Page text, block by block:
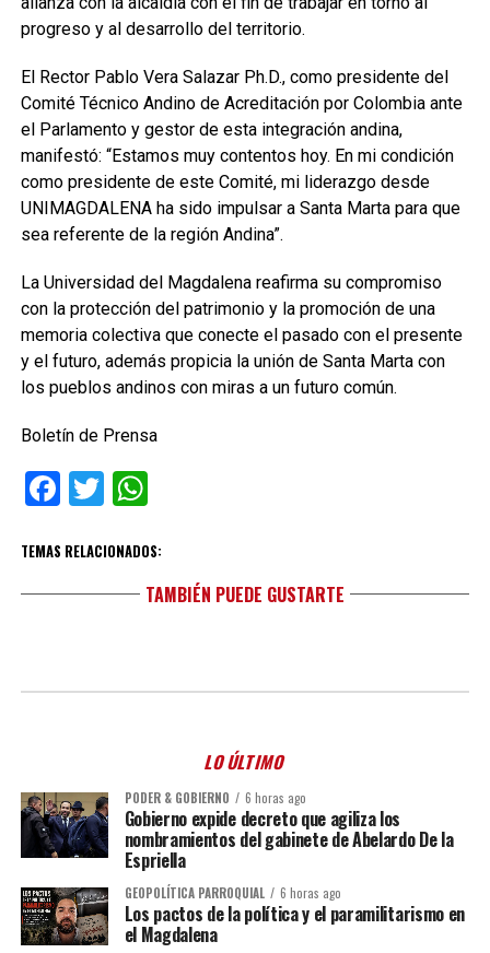
progreso y al desarrollo del territorio.
El Rector Pablo Vera Salazar Ph.D., como presidente del
Comité Técnico Andino de Acreditación por Colombia ante
el Parlamento y gestor de esta integración andina,
manifestó: “Estamos muy contentos hoy. En mi condición
como presidente de este Comité, mi liderazgo desde
UNIMAGDALENA ha sido impulsar a Santa Marta para que
sea referente de la región Andina”.
La Universidad del Magdalena reafirma su compromiso
con la protección del patrimonio y la promoción de una
memoria colectiva que conecte el pasado con el presente
y el futuro, además propicia la unión de Santa Marta con
los pueblos andinos con miras a un futuro común.
Boletín de Prensa
Facebook
TwitterWhatsApp
TEMAS RELACIONADOS:
TAMBIÉN PUEDE GUSTARTE
LO ÚLTIMO
PODER & GOBIERNO 6 horas ago
Gobierno expide decreto que agiliza los
nombramientos del gabinete de Abelardo De la
Espriella
GEOPOLÍTICA PARROQUIAL 6 horas ago
Los pactos de la política y el paramilitarismo en
el Magdalena